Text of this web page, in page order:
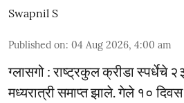
Swapnil S
Published on: 04 Aug 2026, 4:00 am
ग्लासगो : राष्ट्रकुल क्रीडा स्पर्धेचे
मध्यरात्री समाप्त झाले. गेले १० दिवस